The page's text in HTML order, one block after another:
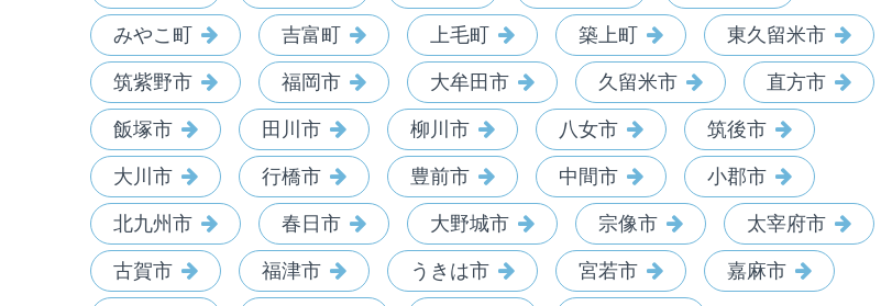
みやこ町 吉富町 上毛町 築上町 東久留米市
筑紫野市 福岡市 大牟田市 久留米市 直方市
飯塚市 田川市 柳川市 八女市 筑後市
大川市 行橋市 豊前市 中間市 小郡市
北九州市 春日市 大野城市 宗像市 太宰府市
古賀市 福津市 うきは市 宮若市 嘉麻市